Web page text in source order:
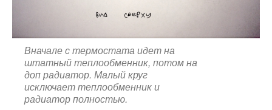
Вначале с термостата идет на
штатный теплообменник, потом на
доп радиатор. Малый круг
исключает теплообменник и
радиатор полностью.